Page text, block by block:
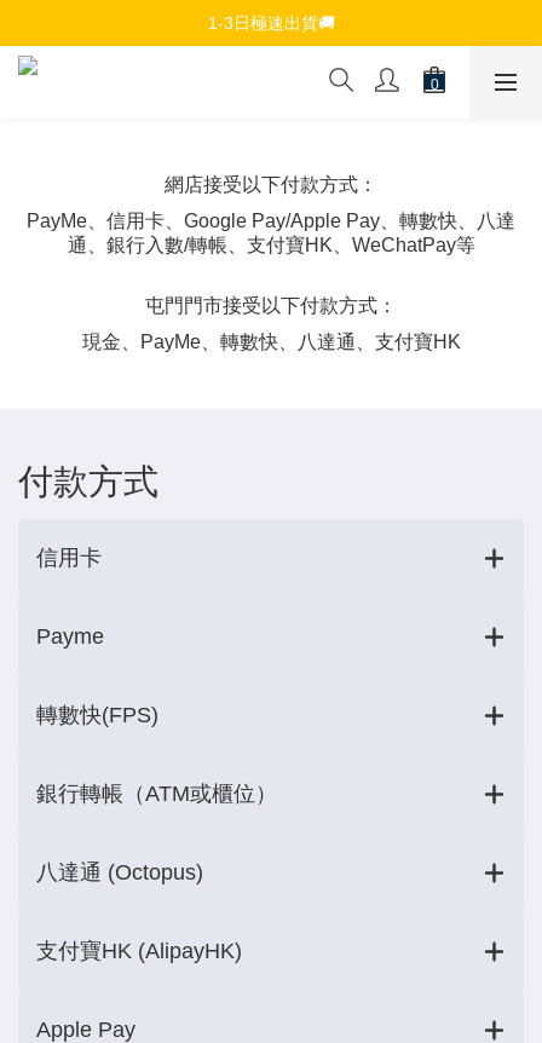
免費註冊會員，$150免運優惠
1-3日極速出貨🚚
追蹤Channel接收WhatsApp優惠通知
網店接受以下付款方式：
PayMe、信用卡、Google Pay/Apple Pay、轉數快、八達
通、銀行入數/轉帳、支付寶HK、WeChatPay等
屯門門市接受以下付款方式：
現金、PayMe、轉數快、八達通、支付寶HK
付款方式
信用卡
Payme
轉數快(FPS)
銀行轉帳（ATM或櫃位）
八達通 (Octopus)
支付寶HK (AlipayHK)
Apple Pay